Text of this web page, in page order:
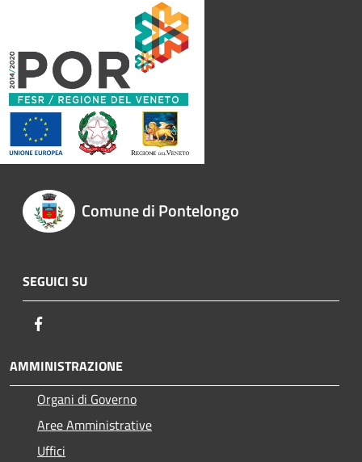
Comune di Pontelongo
SEGUICI SU
AMMINISTRAZIONE
Organi di Governo
Aree Amministrative
Uffici